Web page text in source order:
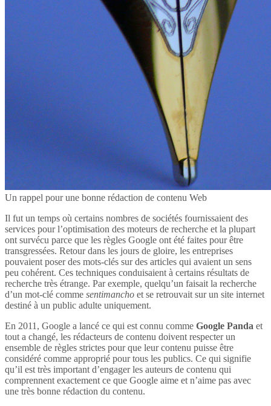
Un rappel pour une bonne rédaction de contenu Web
Il fut un temps où certains nombres de sociétés fournissaient des
services pour l’optimisation des moteurs de recherche et la plupart
ont survécu parce que les règles Google ont été faites pour être
transgressées. Retour dans les jours de gloire, les entreprises
pouvaient poser des mots-clés sur des articles qui avaient un sens
peu cohérent. Ces techniques conduisaient à certains résultats de
recherche très étrange. Par exemple, quelqu’un faisait la recherche
d’un mot-clé comme sentimancho et se retrouvait sur un site internet
destiné à un public adulte uniquement.
En 2011, Google a lancé ce qui est connu comme Google Panda et
tout a changé, les rédacteurs de contenu doivent respecter un
ensemble de règles strictes pour que leur contenu puisse être
considéré comme approprié pour tous les publics. Ce qui signifie
qu’il est très important d’engager les auteurs de contenu qui
comprennent exactement ce que Google aime et n’aime pas avec
une très bonne rédaction du contenu.